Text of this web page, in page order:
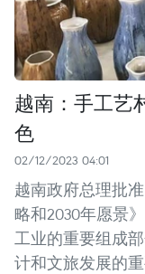
越南：手工艺
色
02/12/2023 04:01
越南政府总理批
略和2030年愿景
工业的重要组成
计和文旅发展的重